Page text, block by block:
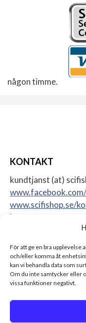
För att ge en bra upplevelse
och/eller komma åt
kan vi behandla data som
Om du inte samtycker eller
vissa funktioner negativt.
någon timme.
KONTAKT
kundtjanst (at)
www.scifishop.se/
konto
Sweden